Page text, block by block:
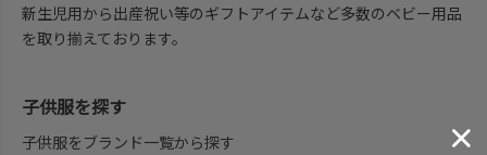
新生児用から出産祝い等のギフトアイテムなど多数のベビー用品
を取り揃えております。
子供服を探す
子供服をブランド一覧から探す